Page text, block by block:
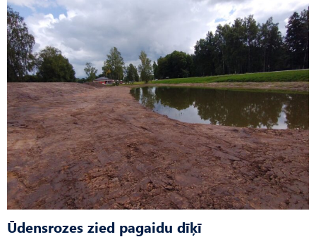
Ūdensrozes zied pagaidu dīķī